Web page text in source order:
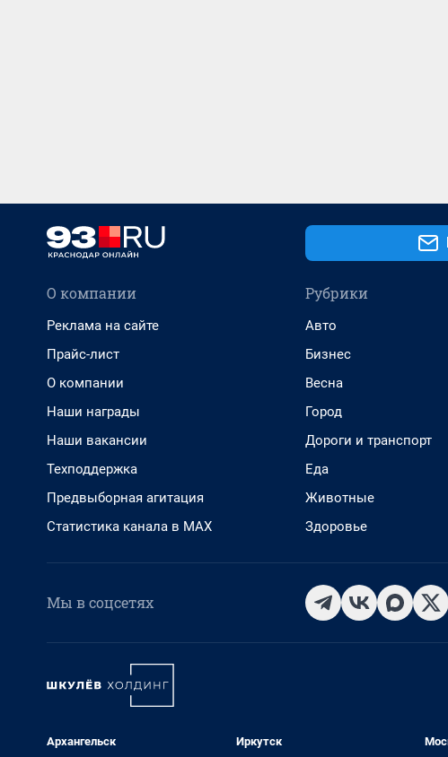
О компании
Реклама на сайте
Прайс-лист
О компании
Наши награды
Наши вакансии
Техподдержка
Предвыборная агитация
Статистика канала в MAX
Рубрики
Авто
Бизнес
Весна
Город
Дороги и транспорт
Еда
Животные
Здоровье
Мы в соцсетях
Архангельск Иркутск